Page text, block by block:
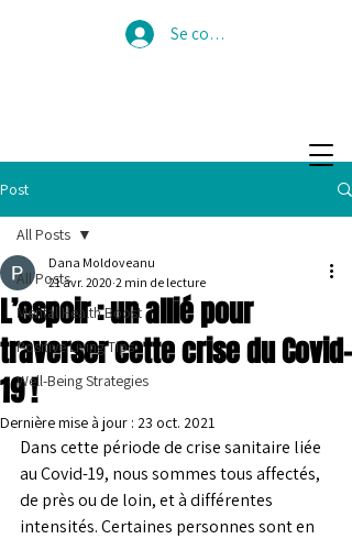
Se connecter
Post
All Posts
Mental Health Boost
Positive Living Tips
Well-Being Strategies
All Posts
L’espoir : un allié pour
traverser cette crise du Covid-
19 !
Dana Moldoveanu
21 avr. 2020 2 min de lecture
Dernière mise à jour : 23 oct. 2021
Dans cette période de crise sanitaire liée
au Covid-19, nous sommes tous affectés,
de près ou de loin, et à différentes
intensités. Certaines personnes sont en